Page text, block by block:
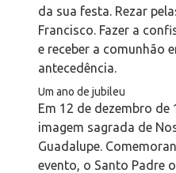
da sua festa. Rezar
Francisco. Fazer a
e receber a comunhão
antecedência.
Um ano de jubileu
Em 12 de dezembro
imagem sagrada de
Guadalupe.
evento, o Santo Padre